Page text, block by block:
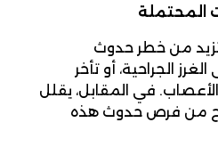
المحتملة
من خطر حدوث
الجراحية، أو تأخر
الأعصاب. في المقابل، يقلل
من فرص حدوث هذه